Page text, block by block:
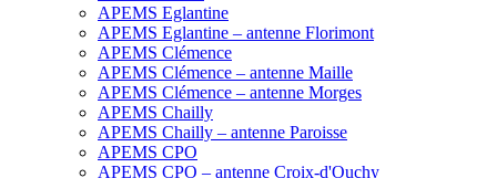
APEMS Eglantine
APEMS Eglantine – antenne Florimont
APEMS Clémence
APEMS Clémence – antenne Maille
APEMS Clémence – antenne Morges
APEMS Chailly
APEMS Chailly – antenne Paroisse
APEMS CPO
APEMS CPO – antenne Croix-d'Ouchy